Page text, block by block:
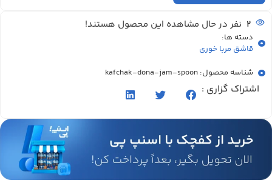
2 نفر در حال مشاهده این محصول هستند!
دسته ها:
قاشق مربا خوری
شناسه محصول: kafchak-dona-jam-spoon
اشتراک گزاری :